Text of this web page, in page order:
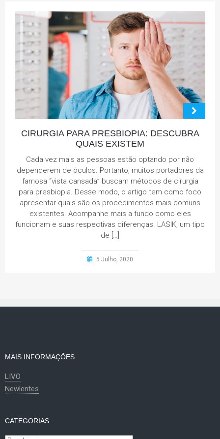
CIRURGIA PARA PRESBIOPIA: DESCUBRA
QUAIS EXISTEM
Cada vez mais as pessoas estão optando por não
dependerem de óculos. Portanto, muitos portadores da
famosa “vista cansada” buscam métodos de cirurgia
para presbiopia. Desse modo, o artigo tem como foco
apresentar quais são os procedimentos mais comuns
existentes. Acompanhe mais a fundo como eles
funcionam e suas respectivas diferenças. LASIK, um tipo
de […]
5 Julho, 2020
MAIS INFORMAÇÕES
LIVO
Newlentes
CATEGORIAS